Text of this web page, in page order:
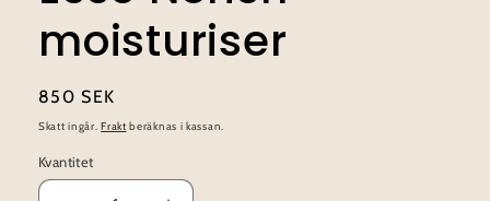
moisturiser
Ordinarie
pris
850 SEK
Skatt ingår.Fraktberäknas i kassan.
Kvantitet